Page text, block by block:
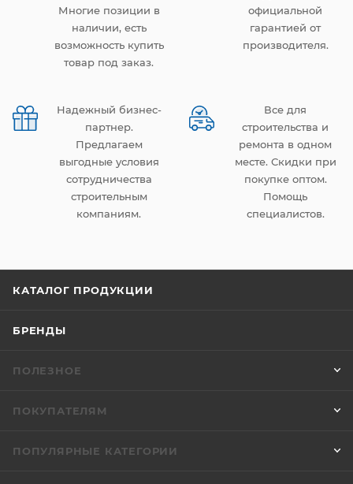
Многие позиции в
наличии, есть
возможность купить
товар под заказ.
официальной
гарантией от
производителя.
Надежный бизнес-
партнер.
Предлагаем
выгодные условия
сотрудничества
строительным
компаниям.
Все для
строительства и
ремонта в одном
месте. Скидки при
покупке оптом.
Помощь
специалистов.
КАТАЛОГ ПРОДУКЦИИ
БРЕНДЫ
ПОЛЕЗНОЕ
ПОКУПАТЕЛЯМ
ПОПУЛЯРНЫЕ КАТЕГОРИИ